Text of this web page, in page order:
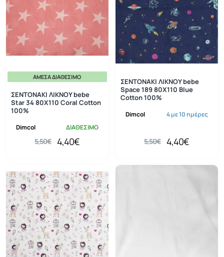
ΆΜΕΣΑ ΔΙΑΘΈΣΙΜΟ
Dimcol ΔΙΑΘΕΣΙΜΟ
ΣΕΝΤΟΝΑΚΙ ΛΙΚΝΟΥ bebe
Star 34 80Χ110 Coral Cotton
100%
4,40€
5,50€
Dimcol 4 με 10 ημέρες
ΣΕΝΤΟΝΑΚΙ ΛΙΚΝΟΥ bebe
Space 189 80Χ110 Blue
Cotton 100%
4,40€
5,50€